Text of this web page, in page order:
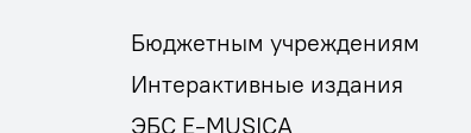
Бюджетным учреждениям
Интерактивные издания
ЭБС E-MUSICA